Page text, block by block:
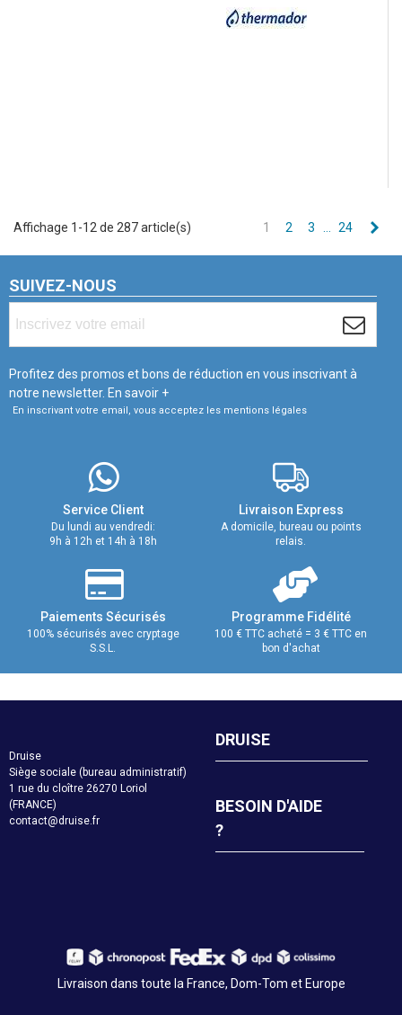
Affichage 1-12 de 287 article(s) 1 2 3 24
SUIVEZ-NOUS
Profitez des promos et bons de réduction en vous inscrivant à
notre newsletter. En savoir +
En inscrivant votre email, vous acceptez les mentions légales
Service Client
Du lundi au vendredi:
9h à 12h et 14h à 18h
Livraison Express
A domicile, bureau ou points
relais.
Paiements Sécurisés
100% sécurisés avec cryptage
S.S.L.
Programme Fidélité
100 € TTC acheté = 3 € TTC en
bon d'achat
Druise
Siège sociale (bureau administratif)
1 rue du cloître 26270 Loriol
(FRANCE)
contact@druise.fr
DRUISE
BESOIN D'AIDE
?
Livraison dans toute la France, Dom-Tom et Europe